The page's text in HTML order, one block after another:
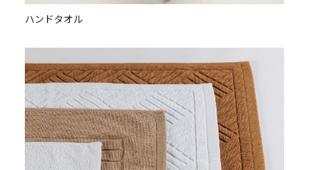
ハンドタオル